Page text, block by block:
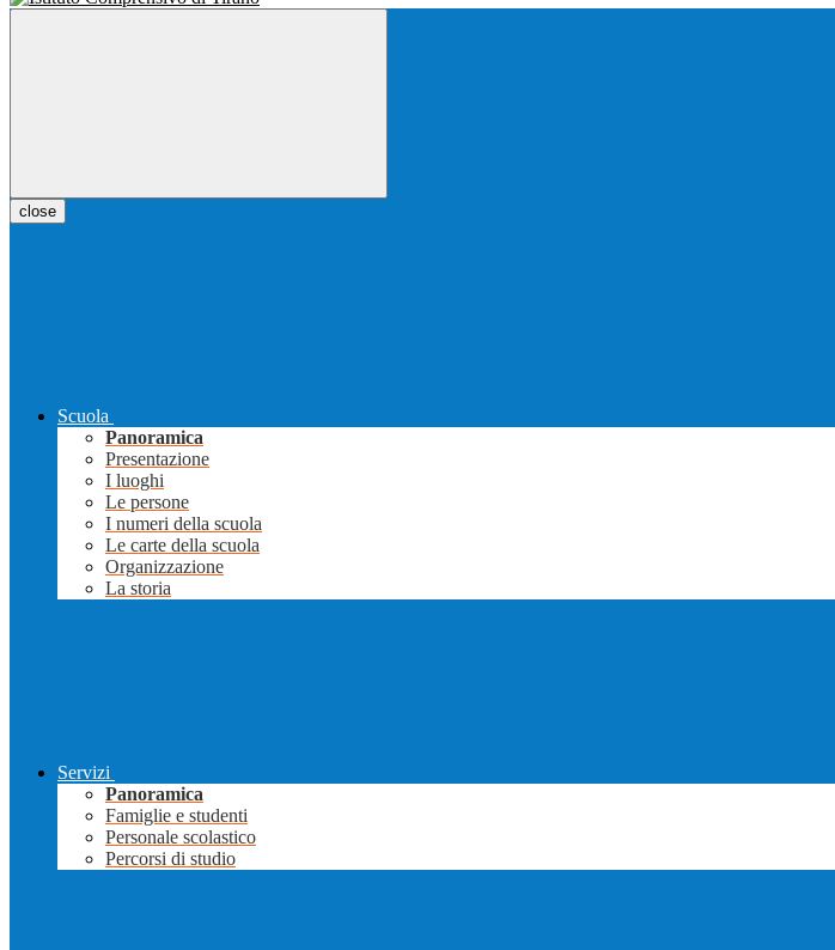
close
Scuola
Panoramica
Presentazione
I luoghi
Le persone
I numeri della scuola
Le carte della scuola
Organizzazione
La storia
Servizi
Panoramica
Famiglie e studenti
Personale scolastico
Percorsi di studio